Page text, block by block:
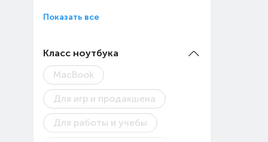
Показать все
Класс ноутбука
MacBook
Для игр и продакшена
Для работы и учебы